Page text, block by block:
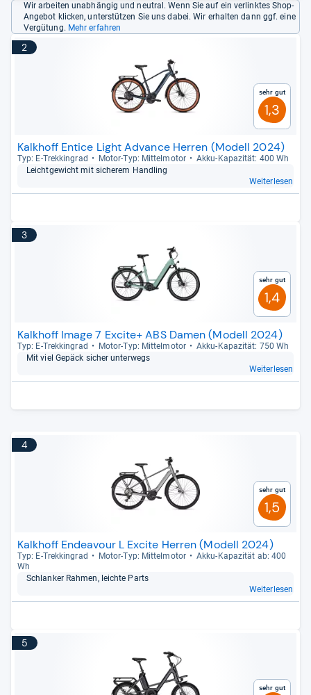
Wir arbeiten unabhängig und neutral. Wenn Sie auf ein verlinktes Shop-
Angebot klicken, unterstützen Sie uns dabei. Wir erhalten dann ggf. eine
Vergütung. Mehr erfahren
2
Sehr gut
1,3
Kalkhoff Entice Light Advance Herren (Modell 2024)
Typ: E-​Trek­kin­grad Motor-​Typ: Mit­tel­mo­tor
Akku-​Kapa­zi­tät: 400 Wh
Leicht­ge­wicht mit siche­rem Hand­ling
Weiterlesen
3
Sehr gut
1,4
Kalkhoff Image 7 Excite+ ABS Damen (Modell 2024)
Typ: E-​Trek­kin­grad Motor-​Typ: Mit­tel­mo­tor
Akku-​Kapa­zi­tät: 750 Wh
Mit viel Gepäck sicher unter­wegs
Weiterlesen
4
Sehr gut
1,5
Kalkhoff Endeavour L Excite Herren (Modell 2024)
Typ: E-​Trek­kin­grad Motor-​Typ: Mit­tel­mo­tor
Akku-​Kapa­zi­tät ab: 400
Wh
Schlan­ker Rah­men, leichte Parts
Weiterlesen
5
Sehr gut